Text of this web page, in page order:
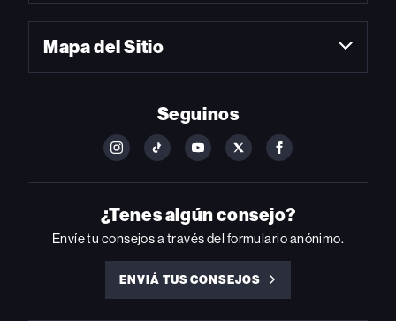
Mapa del Sitio
Seguinos
FOLLOW
ON
INSTAGRAM
FOLLOW
ON
YOUTUBE
FOLLOW
ON
YOUTUBE
FOLLOW
ON
FOLLOW
ON
FACEBOOK
¿Tenes algún consejo?
Envíe tu consejos a través del formulario anónimo.
ENVIÁ TUS CONSEJOS
ENVIÁ